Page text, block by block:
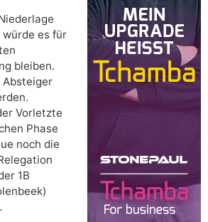
würde es für
bleiben.
Vorletzte
Phase
noch die
1B